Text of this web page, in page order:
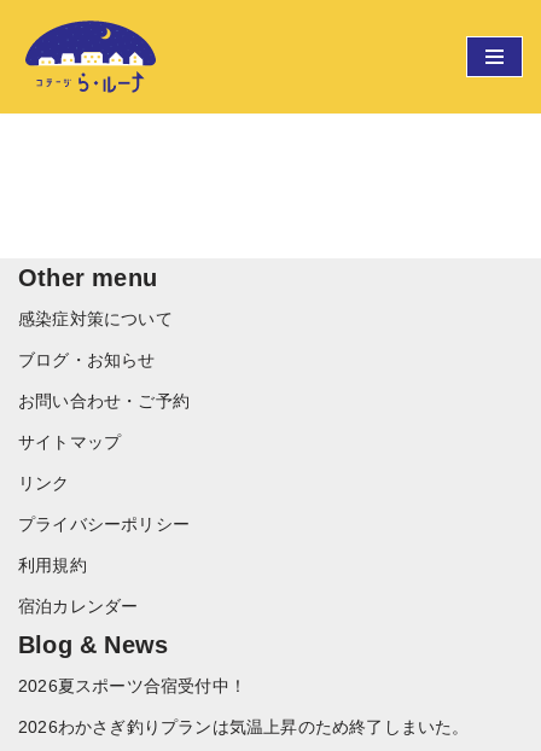
コ
キ
プ
Other menu
感染症対策について
ブログ・お知らせ
お問い合わせ・ご予約
サイトマップ
リンク
プライバシーポリシー
利用規約
宿泊カレンダー
Blog & News
2026夏スポーツ合宿受付中！
2026わかさぎ釣りプランは気温上昇のため終了しまいた。